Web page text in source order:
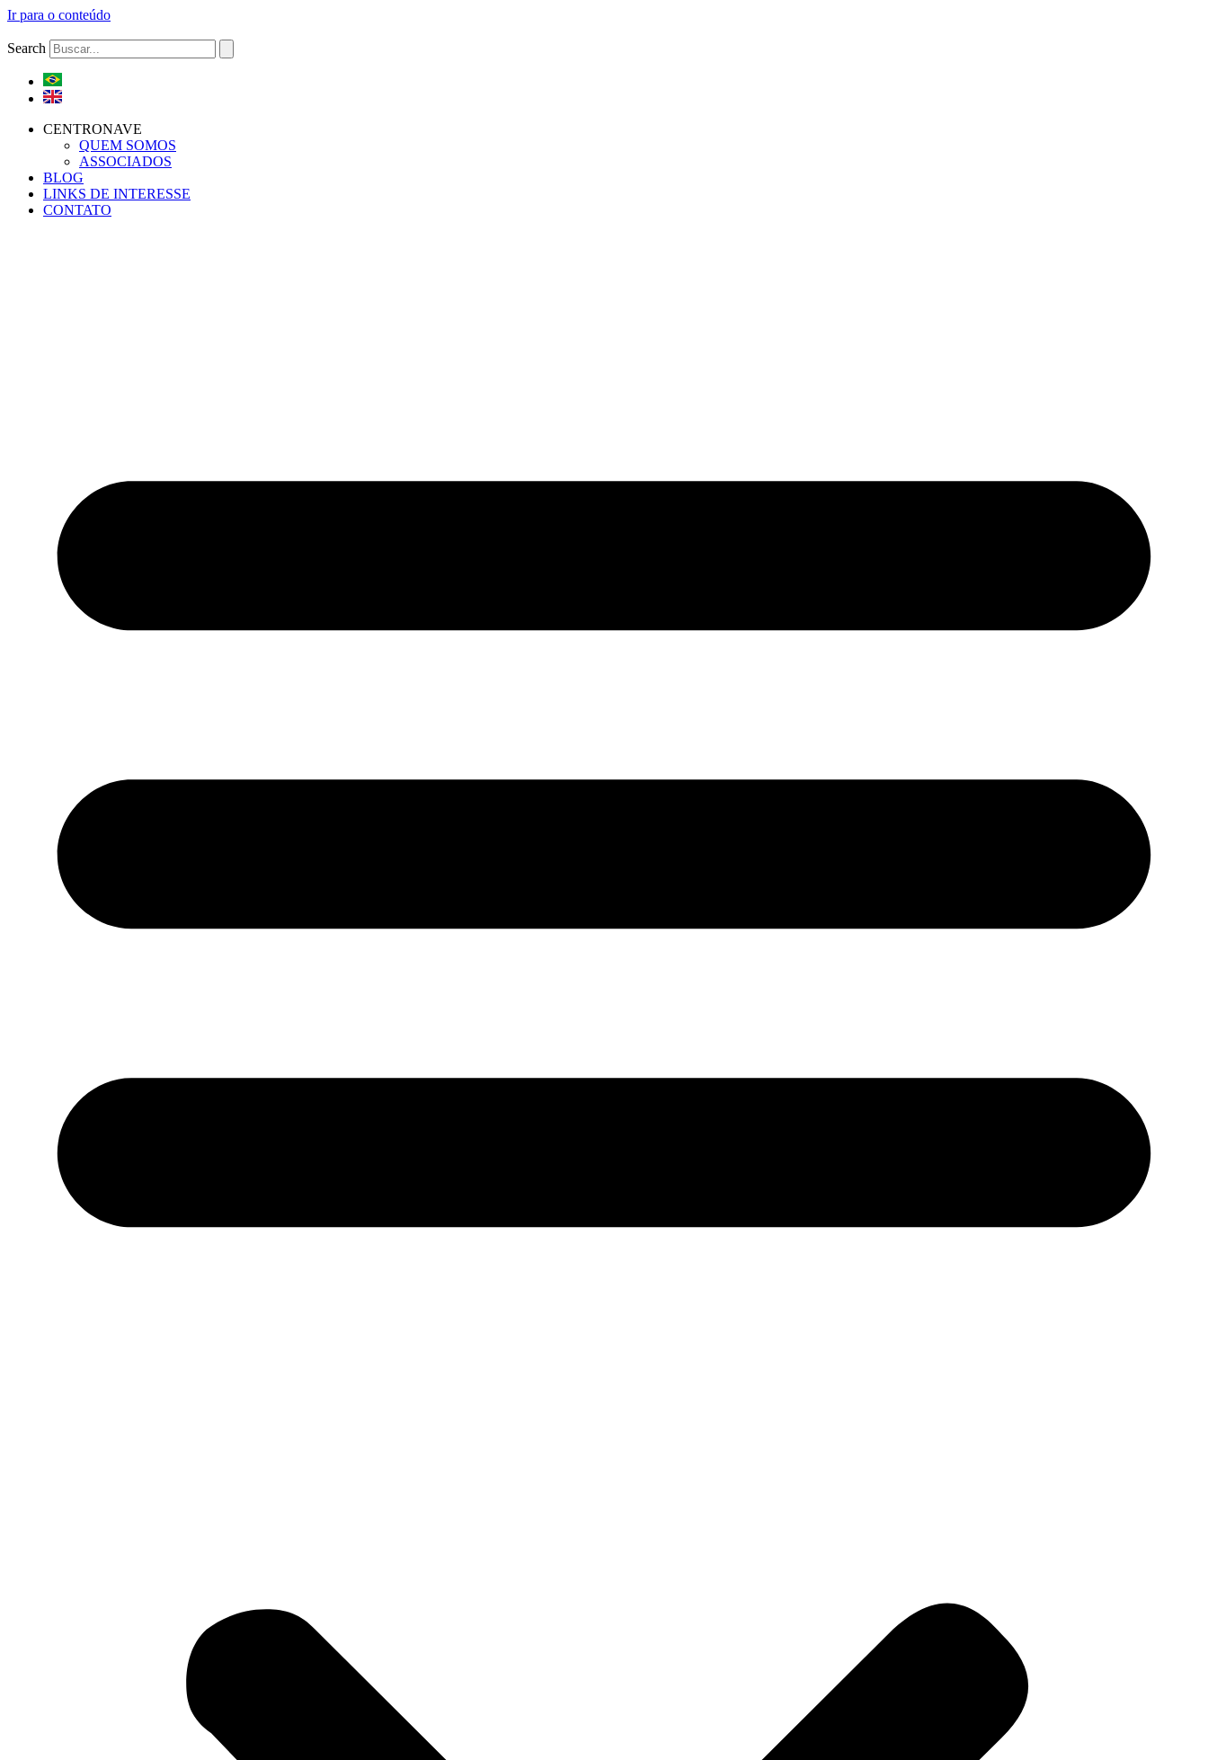
Ir para o conteúdo
Search
CENTRONAVE
QUEM SOMOS
ASSOCIADOS
BLOG
LINKS DE INTERESSE
CONTATO